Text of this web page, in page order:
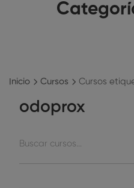
Inicio Cursos Cursos
odoprox